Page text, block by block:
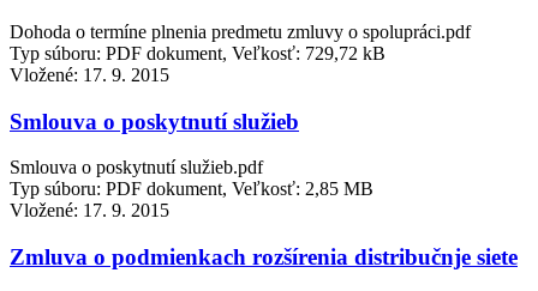
Dohoda o termíne plnenia predmetu zmluvy o spolupráci.pdf
Typ súboru: PDF dokument, Veľkosť: 729,72 kB
Vložené: 17. 9. 2015
Smlouva o poskytnutí služieb
Smlouva o poskytnutí služieb.pdf
Typ súboru: PDF dokument, Veľkosť: 2,85 MB
Vložené: 17. 9. 2015
Zmluva o podmienkach rozšírenia distribučnje siete